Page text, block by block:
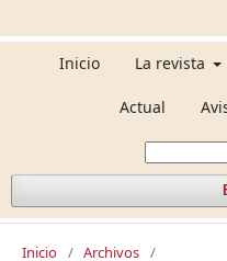
Inicio La revista
Actual
Inicio / Archivos /